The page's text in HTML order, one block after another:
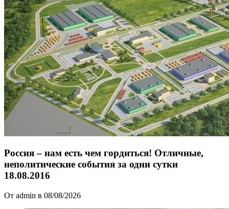
Россия – нам есть чем гордиться! Отличные,
неполитические события за одни сутки
18.08.2016
От admin в 08/08/2026